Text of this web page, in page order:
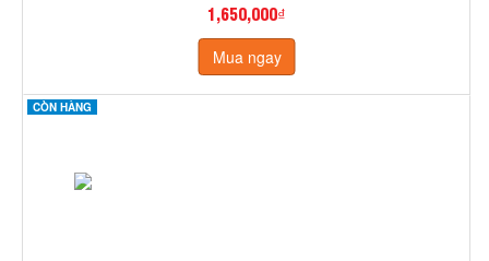
1,650,000₫
Mua ngay
CÒN HÀNG